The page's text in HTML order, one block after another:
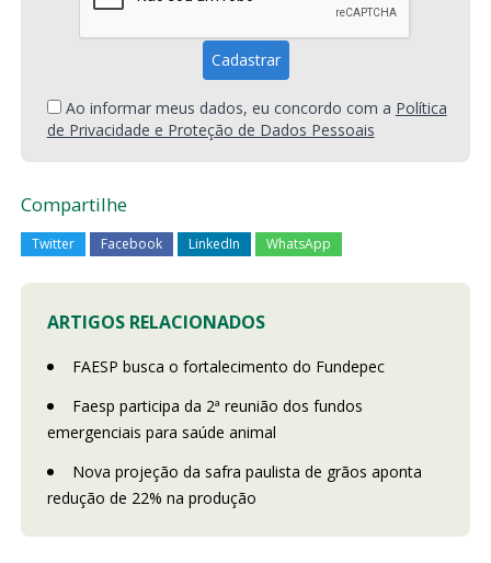
Ao informar meus dados, eu concordo com a Política
de Privacidade e Proteção de Dados Pessoais
Compartilhe
Twitter Facebook LinkedIn WhatsApp
ARTIGOS RELACIONADOS
FAESP busca o fortalecimento do Fundepec
Faesp participa da 2ª reunião dos fundos
emergenciais para saúde animal
Nova projeção da safra paulista de grãos aponta
redução de 22% na produção